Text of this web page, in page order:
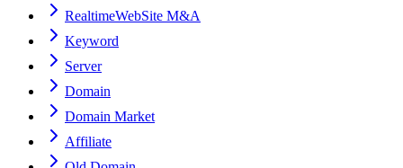
RealtimeWebSite M&A
Keyword
Server
Domain
Domain Market
Affiliate